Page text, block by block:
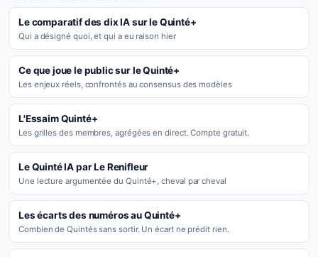
Le comparatif des dix IA sur le Quinté+
Qui a désigné quoi, et qui a eu raison hier
Ce que joue le public sur le Quinté+
Les enjeux réels, confrontés au consensus des modèles
L'Essaim Quinté+
Les grilles des membres, agrégées en direct. Compte gratuit.
Le Quinté IA par Le Renifleur
Une lecture argumentée du Quinté+, cheval par cheval
Les écarts des numéros au Quinté+
Combien de Quintés sans sortir. Un écart ne prédit rien.